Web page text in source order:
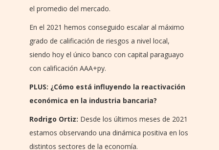
el promedio del mercado.
En el 2021 hemos conseguido escalar al máximo
grado de calificación de riesgos a nivel local,
siendo hoy el único banco con capital paraguayo
con calificación AAA+py.
PLUS: ¿Cómo está influyendo la reactivación
económica en la industria bancaria?
Rodrigo Ortiz: Desde los últimos meses de 2021
estamos observando una dinámica positiva en los
distintos sectores de la economía.